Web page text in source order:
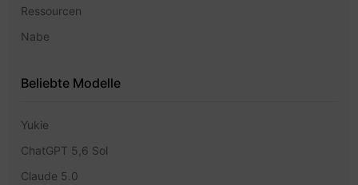
Ressourcen
Nabe
Beliebte Modelle
Yukie
ChatGPT 5,6 Sol
Claude 5.0